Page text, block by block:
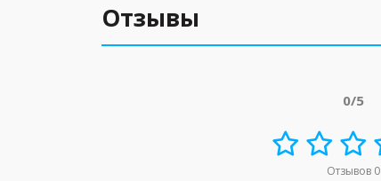
Отзывы
0/5
Отзывов 0